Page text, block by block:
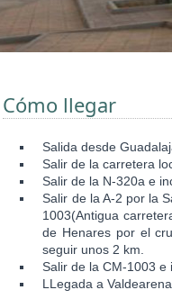
Cómo llegar
Salida desde
Salir de la carretera
Salir de la N-320a e
Salir de la A-2 por la
1003(Antigua
de Henares por el
seguir unos 2 km.
Salir de la CM-1003
LLegada a